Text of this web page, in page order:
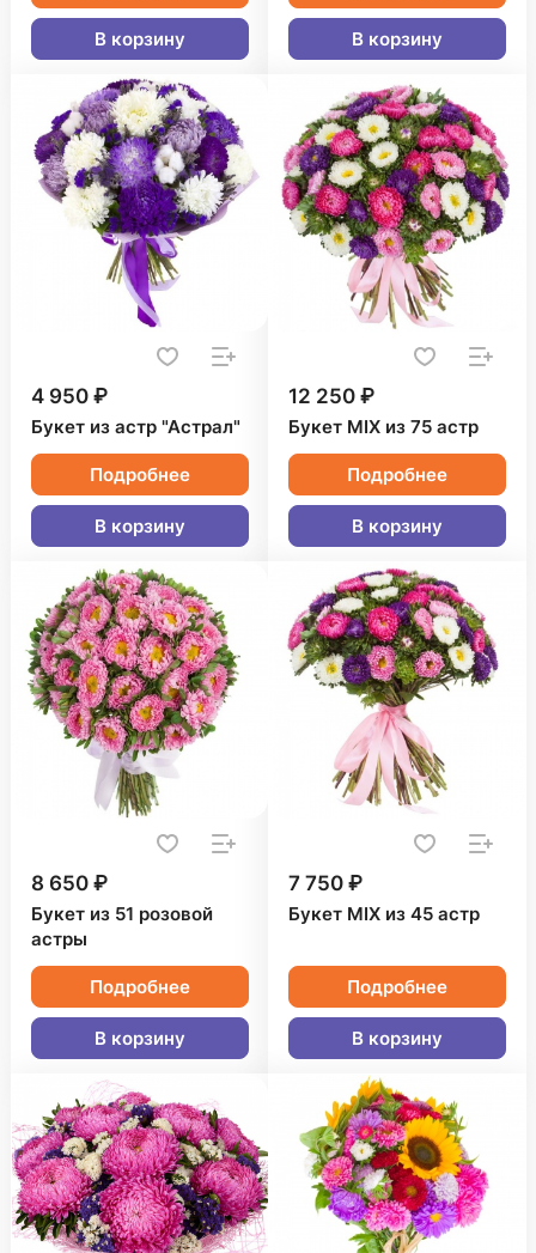
В корзину В корзину
4 950 ₽
Букет из астр "Астрал"
Подробнее
В корзину
12 250 ₽
Букет MIX из 75 астр
Подробнее
В корзину
8 650 ₽
Букет из 51 розовой
астры
Подробнее
В корзину
7 750 ₽
Букет MIX из 45 астр
Подробнее
В корзину